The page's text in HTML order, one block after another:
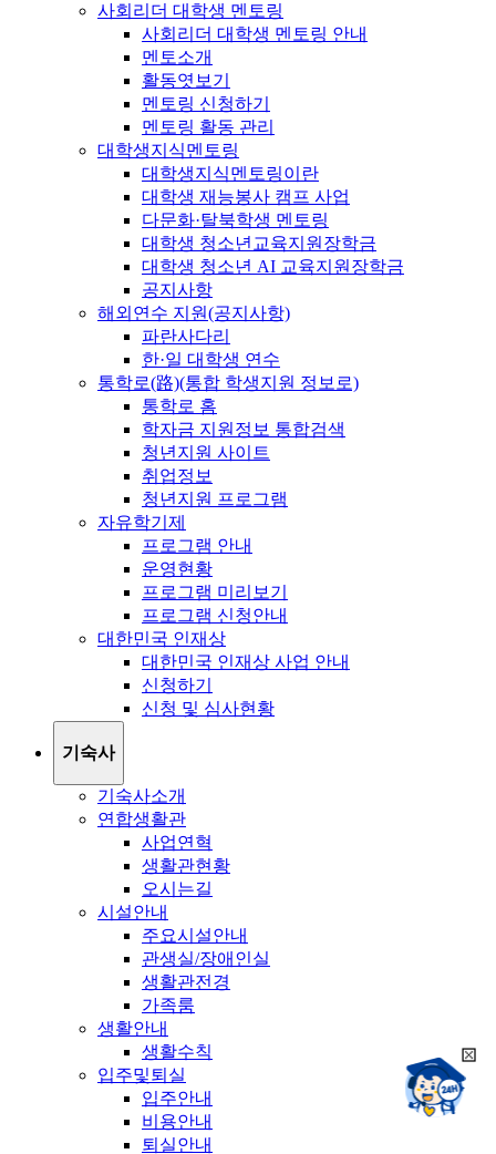
사회리더 대학생 멘토링
사회리더 대학생 멘토링 안내
멘토소개
활동엿보기
멘토링 신청하기
멘토링 활동 관리
대학생지식멘토링
대학생지식멘토링이란
대학생 재능봉사 캠프 사업
다문화·탈북학생 멘토링
대학생 청소년교육지원장학금
대학생 청소년 AI 교육지원장학금
공지사항
해외연수 지원(공지사항)
파란사다리
한·일 대학생 연수
통학로(路)(통합 학생지원 정보로)
통학로 홈
학자금 지원정보 통합검색
청년지원 사이트
취업정보
청년지원 프로그램
자유학기제
프로그램 안내
운영현황
프로그램 미리보기
프로그램 신청안내
대한민국 인재상
대한민국 인재상 사업 안내
신청하기
신청 및 심사현황
기숙사
기숙사소개
연합생활관
사업연혁
생활관현황
오시는길
시설안내
주요시설안내
관생실/장애인실
생활관전경
가족룸
생활안내
생활수칙
입주및퇴실
입주안내
비용안내
퇴실안내
챗봇상담:
24시
채팅상담:
9시~18시
희